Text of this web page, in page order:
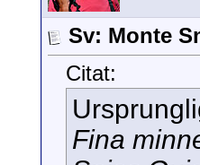
Sv: Monte
Citat:
Fina